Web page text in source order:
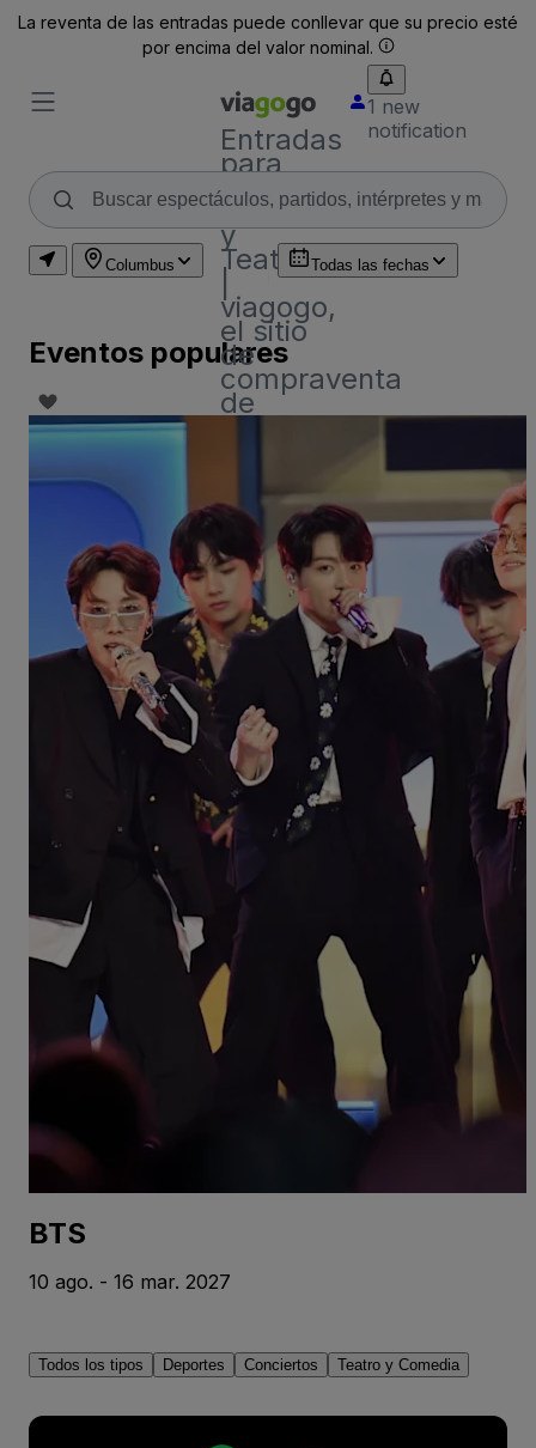
La reventa de las entradas puede conllevar que su precio esté
por encima del valor nominal.
Entradas
para
Conciertos,
Deporte
y
Teatro
viagogo,
el sitio
de
compraventa
de
entradas
1 new
notification
Columbus Todas las fechas
Eventos populares
BTS
10 ago. - 16 mar. 2027
Todos los tipos Deportes Conciertos Teatro y Comedia